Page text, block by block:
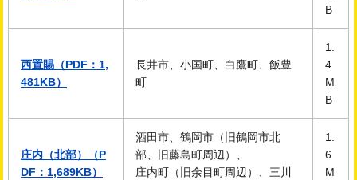
B
西置賜（PDF：1,
481KB）
長井市、小国町、白鷹町、飯豊
町
1.
4
M
B
庄内（北部）（P
DF：1,689KB）
酒田市、鶴岡市（旧鶴岡市北
部、旧藤島町周辺）、
庄内町（旧余目町周辺）、三川
1.
6
M